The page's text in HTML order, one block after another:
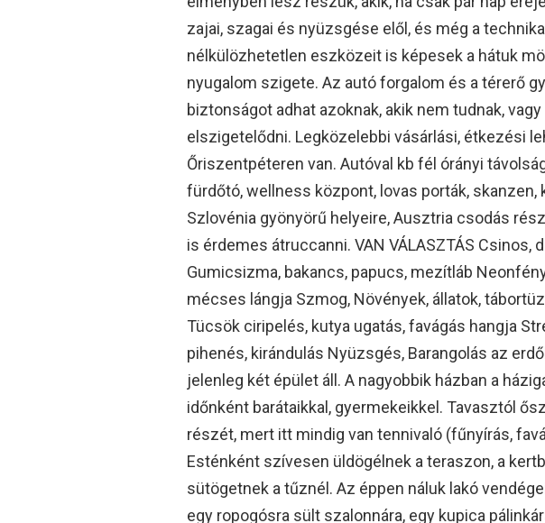
zajai, szagai és nyüzsgése elől, és még a
nélkülözhetetlen eszközeit is képesek a hátuk
nyugalom szigete. Az autó forgalom és a térerő
biztonságot adhat azoknak, akik nem tudnak,
elszigetelődni. Legközelebbi vásárlási, étkezési
Őriszentpéteren van. Autóval kb fél órányi
fürdőtó, wellness központ, lovas porták, skanzen,
Szlovénia gyönyörű helyeire, Ausztria csodás
is érdemes átruccanni. VAN VÁLASZTÁS Csinos,
Gumicsizma, bakancs, papucs, mezítláb
mécses lángja Szmog, Növények, állatok,
Tücsök ciripelés, kutya ugatás, favágás hangja
pihenés, kirándulás Nyüzsgés, Barangolás az
jelenleg két épület áll. A nagyobbik házban a
időnként barátaikkal, gyermekeikkel. Tavasztól
részét, mert itt mindig van tennivaló (fűnyírás,
Esténként szívesen üldögélnek a teraszon, a
sütögetnek a tűznél. Az éppen náluk lakó
egy ropogósra sült szalonnára, egy kupica